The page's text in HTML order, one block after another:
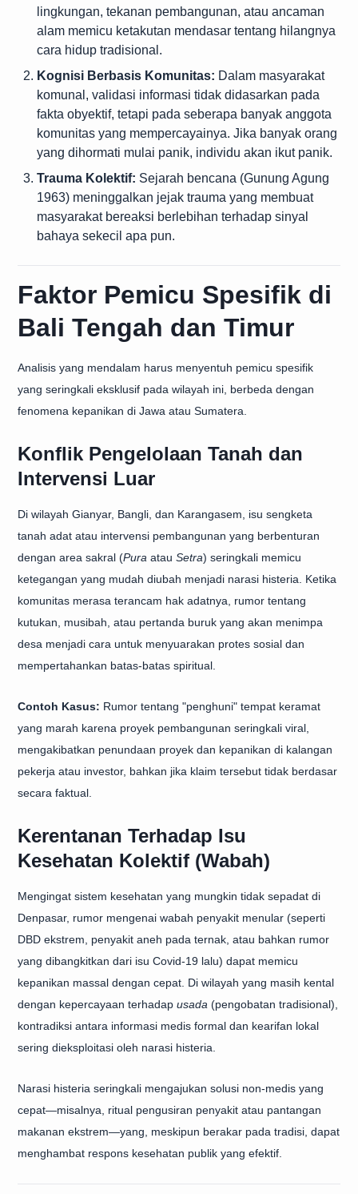
lingkungan, tekanan pembangunan, atau ancaman
alam memicu ketakutan mendasar tentang hilangnya
cara hidup tradisional.
Kognisi Berbasis Komunitas: Dalam masyarakat
komunal, validasi informasi tidak didasarkan pada
fakta obyektif, tetapi pada seberapa banyak anggota
komunitas yang mempercayainya. Jika banyak orang
yang dihormati mulai panik, individu akan ikut panik.
Trauma Kolektif: Sejarah bencana (Gunung Agung
1963) meninggalkan jejak trauma yang membuat
masyarakat bereaksi berlebihan terhadap sinyal
bahaya sekecil apa pun.
Faktor Pemicu Spesifik di
Bali Tengah dan Timur
Analisis yang mendalam harus menyentuh pemicu spesifik
yang seringkali eksklusif pada wilayah ini, berbeda dengan
fenomena kepanikan di Jawa atau Sumatera.
Konflik Pengelolaan Tanah dan
Intervensi Luar
Di wilayah Gianyar, Bangli, dan Karangasem, isu sengketa
tanah adat atau intervensi pembangunan yang berbenturan
dengan area sakral (Pura atau Setra) seringkali memicu
ketegangan yang mudah diubah menjadi narasi histeria. Ketika
komunitas merasa terancam hak adatnya, rumor tentang
kutukan, musibah, atau pertanda buruk yang akan menimpa
desa menjadi cara untuk menyuarakan protes sosial dan
mempertahankan batas-batas spiritual.
Contoh Kasus: Rumor tentang "penghuni" tempat keramat
yang marah karena proyek pembangunan seringkali viral,
mengakibatkan penundaan proyek dan kepanikan di kalangan
pekerja atau investor, bahkan jika klaim tersebut tidak berdasar
secara faktual.
Kerentanan Terhadap Isu
Kesehatan Kolektif (Wabah)
Mengingat sistem kesehatan yang mungkin tidak sepadat di
Denpasar, rumor mengenai wabah penyakit menular (seperti
DBD ekstrem, penyakit aneh pada ternak, atau bahkan rumor
yang dibangkitkan dari isu Covid-19 lalu) dapat memicu
kepanikan massal dengan cepat. Di wilayah yang masih kental
dengan kepercayaan terhadap usada (pengobatan tradisional),
kontradiksi antara informasi medis formal dan kearifan lokal
sering dieksploitasi oleh narasi histeria.
Narasi histeria seringkali mengajukan solusi non-medis yang
cepat—misalnya, ritual pengusiran penyakit atau pantangan
makanan ekstrem—yang, meskipun berakar pada tradisi, dapat
menghambat respons kesehatan publik yang efektif.